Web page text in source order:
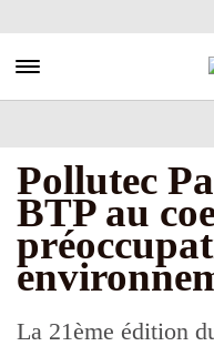
au
principal
Toggle navigation
Pollutec
BTP au
La 21ème édition